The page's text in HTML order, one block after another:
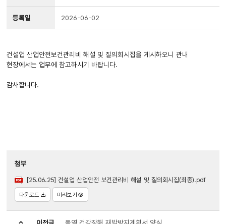
등록일 2026-06-02
건설업 산업안전보건관리비 해설 및 질의회시집을 게시하오니 관내
현장에서는 업무에 참고하시기 바랍니다.
감사합니다.
첨부
[25.06.25] 건설업 산업안전 보건관리비 해설 및 질의회시집(최종).pdf
다운로드 미리보기